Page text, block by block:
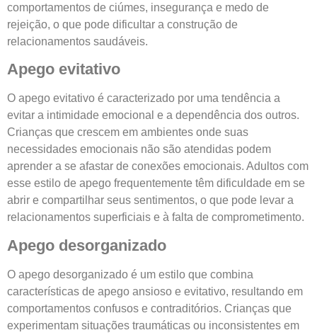
comportamentos de ciúmes, insegurança e medo de
rejeição, o que pode dificultar a construção de
relacionamentos saudáveis.
Apego evitativo
O apego evitativo é caracterizado por uma tendência a
evitar a intimidade emocional e a dependência dos outros.
Crianças que crescem em ambientes onde suas
necessidades emocionais não são atendidas podem
aprender a se afastar de conexões emocionais. Adultos com
esse estilo de apego frequentemente têm dificuldade em se
abrir e compartilhar seus sentimentos, o que pode levar a
relacionamentos superficiais e à falta de comprometimento.
Apego desorganizado
O apego desorganizado é um estilo que combina
características de apego ansioso e evitativo, resultando em
comportamentos confusos e contraditórios. Crianças que
experimentam situações traumáticas ou inconsistentes em